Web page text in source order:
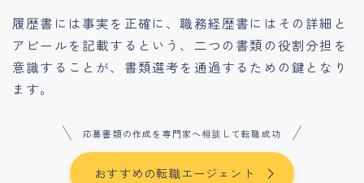
履歴書には事実を正確に、職務経歴書にはその詳細と
アピールを記載するという、二つの書類の役割分担を
意識することが、書類選考を通過するための鍵となり
ます。
応募書類の作成を専門家へ相談して転職成功
おすすめの転職エージェント